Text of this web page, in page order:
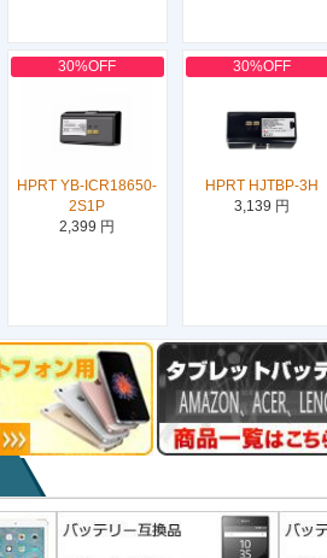
30%OFF
HPRT YB-ICR18650-
2S1P
2,399 円
30%OFF
HPRT HJTBP-3H
3,139 円